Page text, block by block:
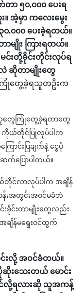
ာ ၅၀,၀၀၀ ပေးရ
။ အဲ့မှာ ကလေးမွေး
၀၀၀ ပေးခဲ့ရတယ်။
မျိုး ကြားရတယ်။
းတို့ခိုင်းတိုင်းလုပ်ရ
ဆိုတာမျိုးတွေ
တွေ့ခဲ့ရသူတဦးက
တွေကြုံတွေ့ခဲ့ရတာတွေ
း ကိုယ်တိုင်ပြုလုပ်ပါက
င်းပြချက်နဲ့ ငွေပို
ပြောပါတယ်။
င်လာလုပ်ပါက အချိန်
ဝန်းအတွင်းအဝင်မခံဘဲ
းခိုင်းတာမျိုးတွေလည်း
ချိန်မရွေးဝင်ထွက်
င်းလို့ အဝင်ခံတယ်။
ဆိုးသေးတယ် မောင်း
င်လို့ရလားဆို သူအကန့်